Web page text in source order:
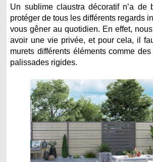
Un sublime claustra décoratif n’a de
protéger de tous les différents regards
vous gêner au quotidien. En effet,
avoir une vie privée, et pour cela, il
murets différents éléments comme
palissades rigides.